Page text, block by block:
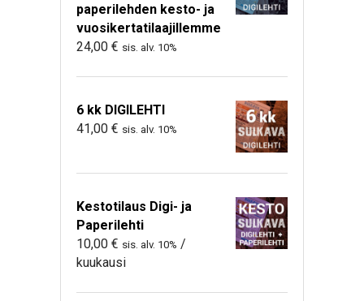
paperilehden kesto- ja
vuosikertatilaajillemme
24,00 € sis. alv. 10%
6 kk DIGILEHTI
41,00 € sis. alv. 10%
Kestotilaus Digi- ja
Paperilehti
10,00 € sis. alv. 10% /
kuukausi